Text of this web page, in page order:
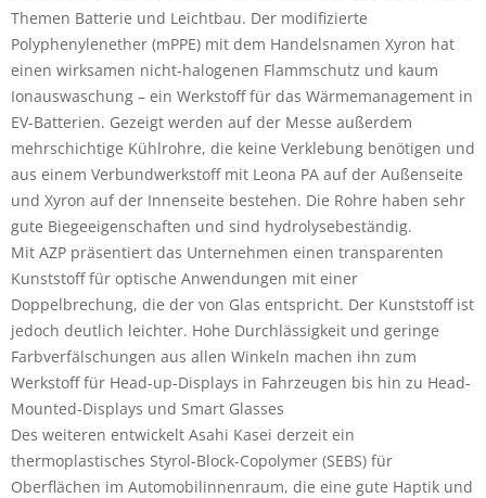
Themen Batterie und Leichtbau. Der modifizierte
Polyphenylenether (mPPE) mit dem Handelsnamen Xyron hat
einen wirksamen nicht-halogenen Flammschutz und kaum
Ionauswaschung – ein Werkstoff für das Wärmemanagement in
EV-Batterien. Gezeigt werden auf der Messe außerdem
mehrschichtige Kühlrohre, die keine Verklebung benötigen und
aus einem Verbundwerkstoff mit Leona PA auf der Außenseite
und Xyron auf der Innenseite bestehen. Die Rohre haben sehr
gute Biegeeigenschaften und sind hydrolysebeständig.
Mit AZP präsentiert das Unternehmen einen transparenten
Kunststoff für optische Anwendungen mit einer
Doppelbrechung, die der von Glas entspricht. Der Kunststoff ist
jedoch deutlich leichter. Hohe Durchlässigkeit und geringe
Farbverfälschungen aus allen Winkeln machen ihn zum
Werkstoff für Head-up-Displays in Fahrzeugen bis hin zu Head-
Mounted-Displays und Smart Glasses
Des weiteren entwickelt Asahi Kasei derzeit ein
thermoplastisches Styrol-Block-Copolymer (SEBS) für
Oberflächen im Automobilinnenraum, die eine gute Haptik und